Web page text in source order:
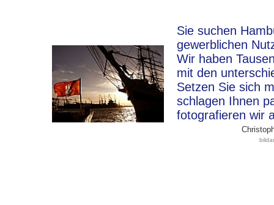
Sie suchen
gewerblichen
Wir haben
mit den
Setzen Sie sich
schlagen Ihnen
fotografieren wir